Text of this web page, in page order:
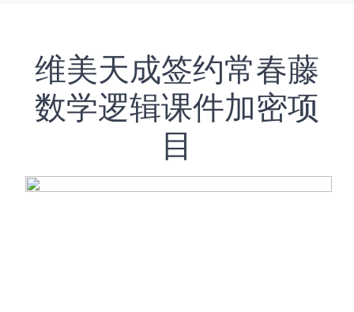
维美天成签约常春藤
数学逻辑课件加密项
目